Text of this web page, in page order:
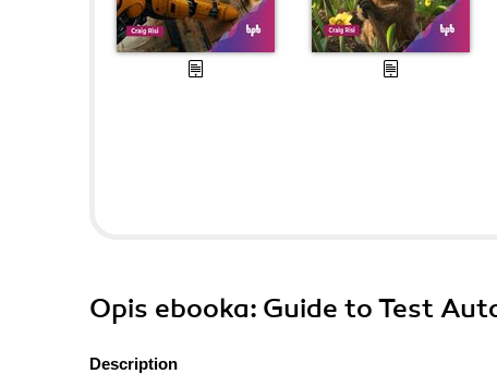
Opis ebooka: Guide to Test
Description